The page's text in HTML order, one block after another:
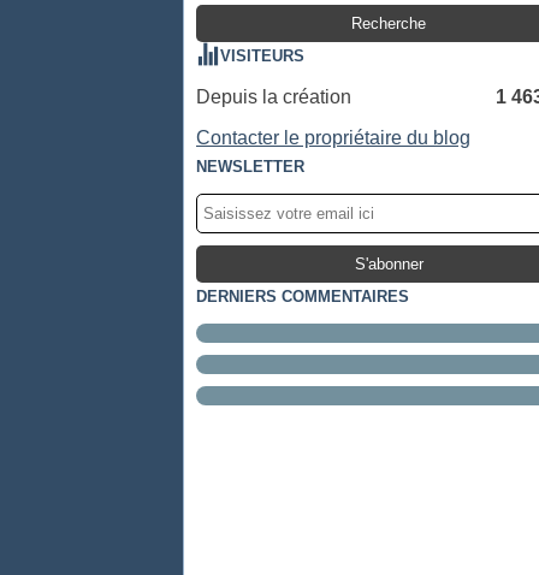
VISITEURS
Depuis la création
1
Contacter le propriétaire du blog
NEWSLETTER
DERNIERS COMMENTAIRES